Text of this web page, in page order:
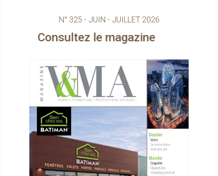
N° 325 - JUIN - JUILLET 2026
le magazine